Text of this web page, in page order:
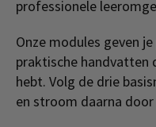
professionele
Onze modules geven
praktische handvatten
hebt. Volg de drie
en stroom daarna